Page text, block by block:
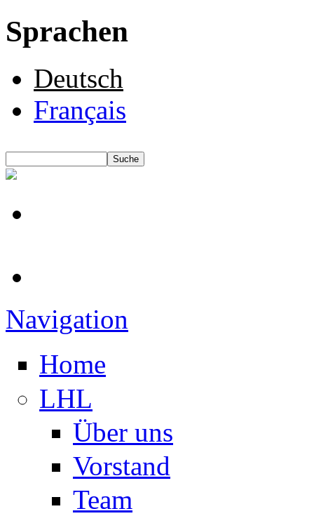
Sprachen
Deutsch
Français
Navigation
Home
LHL
Über uns
Vorstand
Team